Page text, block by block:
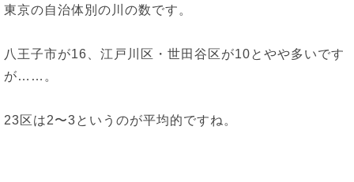
東京の自治体別の川の数です。
八王子市が16、江戸川区・世田谷区が10とやや多いです
が……。
23区は2〜3というのが平均的ですね。